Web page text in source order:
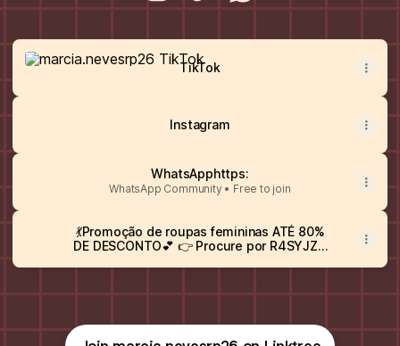
marcia.nevesrp26 Instagram
marcia.nevesrp26 TikTok
marcia.nevesrp26
TikTok
TikTok
Instagram
WhatsApphttps:
WhatsApp Community • Free to join
💃Promoção de roupas femininas ATÉ 80%
DE DESCONTO💕 👉 Procure por R4SYJZD